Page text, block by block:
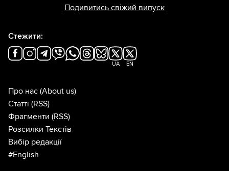
Подивитись свіжий випуск
Стежити:
UA EN
Про нас (About us)
Статті (RSS)
Фрагменти (RSS)
Розсилки Текстів
Вибір редакції
#English